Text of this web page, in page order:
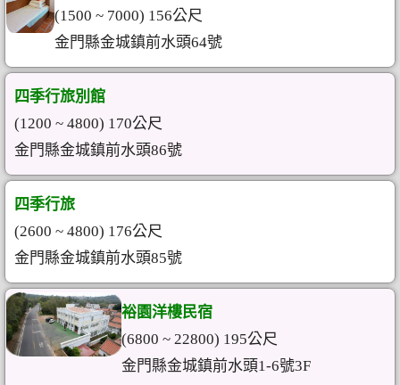
(1500 ~ 7000) 156公尺
金門縣金城鎮前水頭64號
四季行旅別館
(1200 ~ 4800) 170公尺
金門縣金城鎮前水頭86號
四季行旅
(2600 ~ 4800) 176公尺
金門縣金城鎮前水頭85號
裕園洋樓民宿
(6800 ~ 22800) 195公尺
金門縣金城鎮前水頭1-6號3F